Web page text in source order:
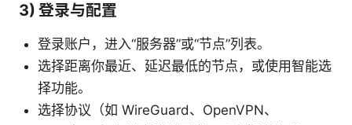
3) 登录与配置
登录账户，进入“服务器”或“节点”列表。
选择距离你最近、延迟最低的节点，或使用智能选
择功能。
选择协议（如 WireGuard、OpenVPN、